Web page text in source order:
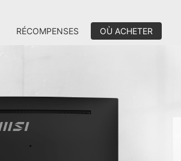
RÉCOMPENSES OÙ ACHETER